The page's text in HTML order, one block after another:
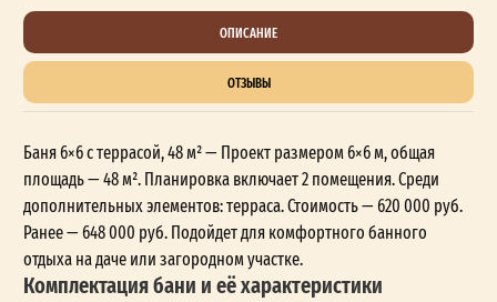
ОПИСАНИЕ
ОТЗЫВЫ
Баня 6×6 с террасой, 48 м² — Проект размером 6×6 м, общая
площадь — 48 м². Планировка включает 2 помещения. Среди
дополнительных элементов: терраса. Стоимость — 620 000 руб.
Ранее — 648 000 руб. Подойдет для комфортного банного
отдыха на даче или загородном участке.
Комплектация бани и её характеристики